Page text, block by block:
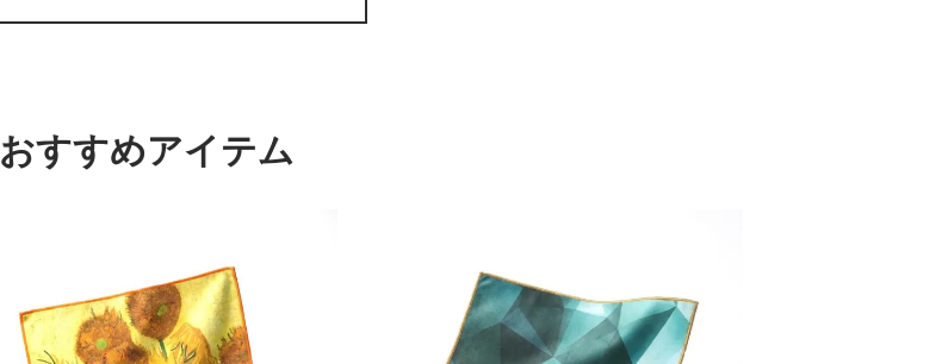
おすすめアイテム